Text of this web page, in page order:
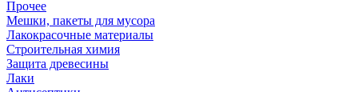
Прочее
Мешки, пакеты для мусора
Лакокрасочные материалы
Строительная химия
Защита древесины
Лаки